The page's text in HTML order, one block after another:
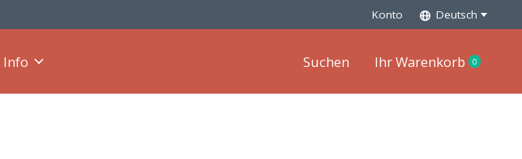
Konto Deutsch
Info Suchen Ihr Warenkorb 0items